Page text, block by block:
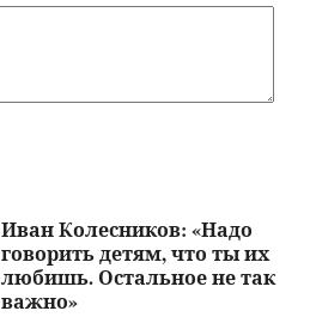
Иван Колесников: «Надо
говорить детям, что ты их
любишь. Остальное не так
важно»